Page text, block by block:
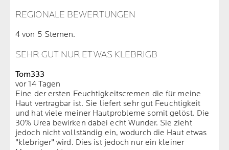
REGIONALE BEWERTUNGEN
4 von 5 Sternen.
SEHR GUT NUR ETWAS KLEBRIGB
Tom333
vor 14 Tagen
Eine der ersten Feuchtigkeitscremen die für meine
Haut vertragbar ist. Sie liefert sehr gut Feuchtigkeit
und hat viele meiner Hautprobleme somit gelöst. Die
30% Urea bewirken dabei echt Wunder. Sie zieht
jedoch nicht vollständig ein, wodurch die Haut etwas
"klebriger" wird. Dies ist jedoch nur ein kleiner